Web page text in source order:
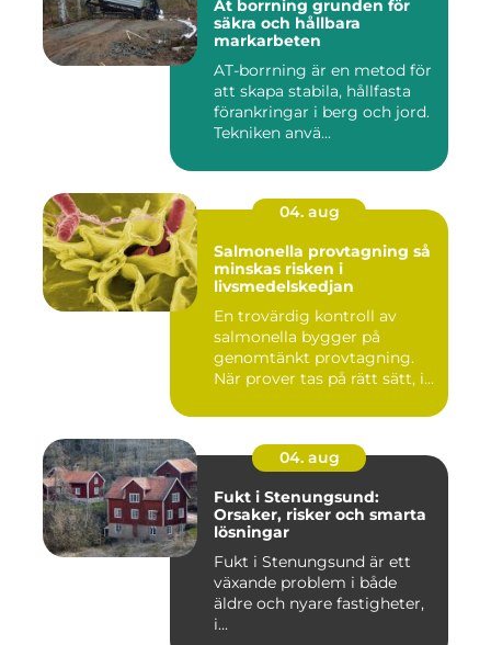
At borrning grunden för
säkra och hållbara
markarbeten
AT-borrning är en metod för
att skapa stabila, hållfasta
förankringar i berg och jord.
Tekniken anvä...
04. aug
Salmonella provtagning så
minskas risken i
livsmedelskedjan
En trovärdig kontroll av
salmonella bygger på
genomtänkt provtagning.
När prover tas på rätt sätt, i...
04. aug
Fukt i Stenungsund:
Orsaker, risker och smarta
lösningar
Fukt i Stenungsund är ett
växande problem i både
äldre och nyare fastigheter,
i...